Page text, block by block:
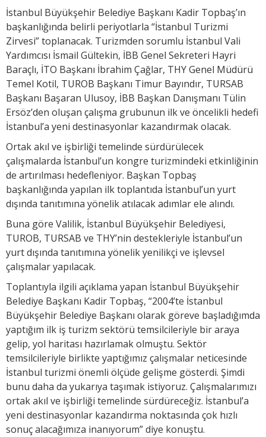
İstanbul Büyükşehir Belediye Başkanı Kadir Topbaş’ın
başkanlığında belirli periyotlarla “İstanbul Turizmi
Zirvesi” toplanacak. Turizmden sorumlu İstanbul Vali
Yardımcısı İsmail Gültekin, İBB Genel Sekreteri Hayri
Baraçlı, İTO Başkanı İbrahim Çağlar, THY Genel Müdürü
Temel Kotil, TUROB Başkanı Timur Bayındır, TURSAB
Başkanı Başaran Ulusoy, İBB Başkan Danışmanı Tülin
Ersöz’den oluşan çalışma grubunun ilk ve öncelikli hedefi
İstanbul’a yeni destinasyonlar kazandırmak olacak.
Ortak akıl ve işbirliği temelinde sürdürülecek
çalışmalarda İstanbul’un kongre turizmindeki etkinliğinin
de artırılması hedefleniyor. Başkan Topbaş
başkanlığında yapılan ilk toplantıda İstanbul’un yurt
dışında tanıtımına yönelik atılacak adımlar ele alındı.
Buna göre Valilik, İstanbul Büyükşehir Belediyesi,
TUROB, TURSAB ve THY’nin destekleriyle İstanbul’un
yurt dışında tanıtımına yönelik yenilikçi ve işlevsel
çalışmalar yapılacak.
Toplantıyla ilgili açıklama yapan İstanbul Büyükşehir
Belediye Başkanı Kadir Topbaş, “2004’te İstanbul
Büyükşehir Belediye Başkanı olarak göreve başladığımda
yaptığım ilk iş turizm sektörü temsilcileriyle bir araya
gelip, yol haritası hazırlamak olmuştu. Sektör
temsilcileriyle birlikte yaptığımız çalışmalar neticesinde
İstanbul turizmi önemli ölçüde gelişme gösterdi. Şimdi
bunu daha da yukarıya taşımak istiyoruz. Çalışmalarımızı
ortak akıl ve işbirliği temelinde sürdüreceğiz. İstanbul’a
yeni destinasyonlar kazandırma noktasında çok hızlı
sonuç alacağımıza inanıyorum” diye konuştu.